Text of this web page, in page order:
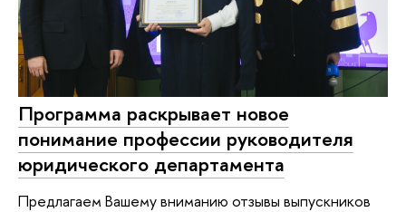
Программа раскрывает новое
понимание профессии руководителя
юридического департамента
Предлагаем Вашему вниманию отзывы выпускников